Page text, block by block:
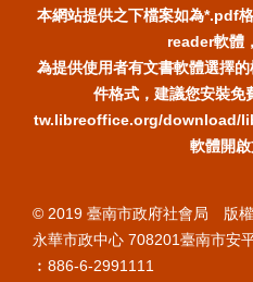
本網站提供之下檔案如為*.pdf
reader軟體
為提供使用者有文書軟體選擇
件格式，建議您安裝
tw.libreoffice.org/download/
軟體開啟
© 2019 臺南市政府社會局 版
永華市政中心 708201臺南市安
︰886-6-2991111